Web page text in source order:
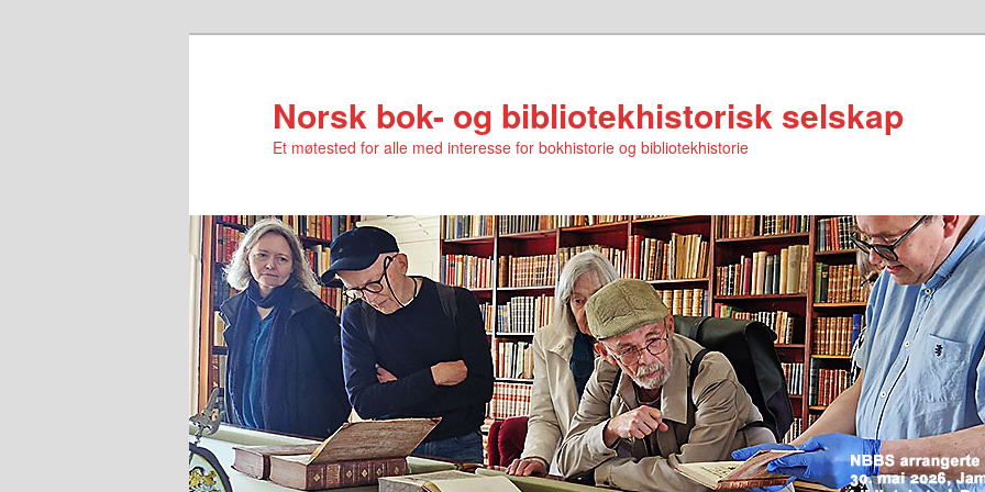
Norsk bok- og bibliotekhistorisk selskap
Et møtested for alle med interesse for bokhistorie og bibliotekhistorie